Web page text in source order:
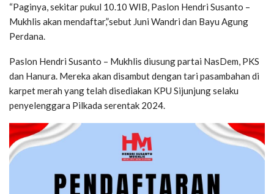
“Paginya, sekitar pukul 10.10 WIB, Paslon Hendri Susanto –
Mukhlis akan mendaftar,”sebut Juni Wandri dan Bayu Agung
Perdana.
Paslon Hendri Susanto – Mukhlis diusung partai NasDem, PKS
dan Hanura. Mereka akan disambut dengan tari pasambahan di
karpet merah yang telah disediakan KPU Sijunjung selaku
penyelenggara Pilkada serentak 2024.